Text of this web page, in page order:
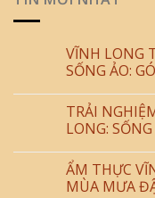
VĨNH LONG
SỐNG ẢO:
TRẢI
LONG:
ẨM THỰC
MÙA MƯA